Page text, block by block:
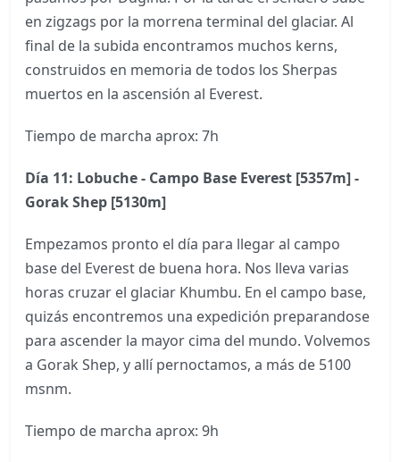
en zigzags por la morrena terminal del glaciar. Al
final de la subida encontramos muchos kerns,
construidos en memoria de todos los Sherpas
muertos en la ascensión al Everest.
Tiempo de marcha aprox: 7h
Día 11: Lobuche - Campo Base Everest [5357m] -
Gorak Shep [5130m]
Empezamos pronto el día para llegar al campo
base del Everest de buena hora. Nos lleva varias
horas cruzar el glaciar Khumbu. En el campo base,
quizás encontremos una expedición preparandose
para ascender la mayor cima del mundo. Volvemos
a Gorak Shep, y allí pernoctamos, a más de 5100
msnm.
Tiempo de marcha aprox: 9h